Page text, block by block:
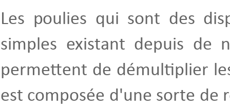
Les poulies qui sont des
simples existant depuis de
permettent de démultiplier
est composée d'une sorte de